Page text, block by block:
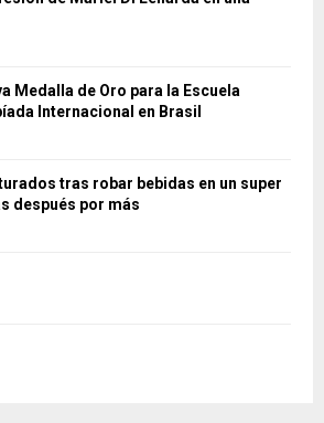
Medalla de Oro para la Escuela
Internacional en Brasil
tras robar bebidas en un super
después por más